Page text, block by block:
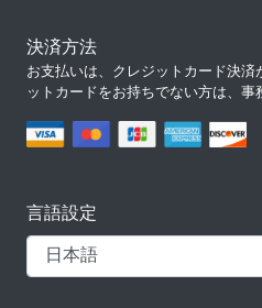
決済方法
お支払いは、クレジットカード決
ットカードをお持ちでない方は、事
言語設定